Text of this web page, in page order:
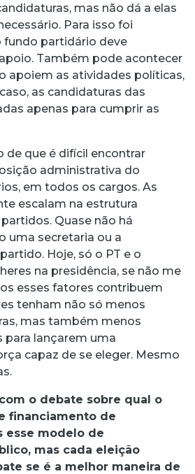
mas não dá a elas
Para isso foi
fundo partidário deve
Também pode acontecer
apoiem as atividades políticas,
as candidaturas das
apenas para cumprir as
de que é difícil encontrar
administrativa do
em todos os cargos. As
escalam na estrutura
Quase não há
uma secretaria ou a
Hoje, só o PT e o
na presidência, se não me
esses fatores contribuem
tenham não só menos
mas também menos
lançarem uma
capaz de se eleger. Mesmo
o debate sobre qual o
financiamento de
esse modelo de
mas cada eleição
se é a melhor maneira de